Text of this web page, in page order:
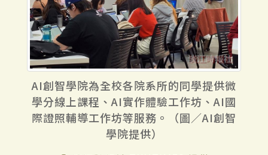
AI創智學院為全校各院系所的同學提供微
學分線上課程、AI實作體驗工作坊、AI國
際證照輔導工作坊等服務。（圖／AI創智
學院提供）